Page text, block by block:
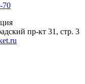
70
пр-кт 31, стр. 3